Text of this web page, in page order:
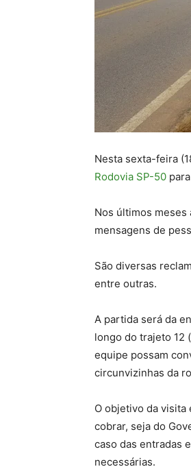
Nesta sexta-feira
Rodovia SP-50
Nos últimos meses
mensagens de
São diversas
entre outras.
A partida será da
longo do trajeto 12
equipe possam
circunvizinhas da
O objetivo da visita
cobrar, seja do
caso das entradas
necessárias.